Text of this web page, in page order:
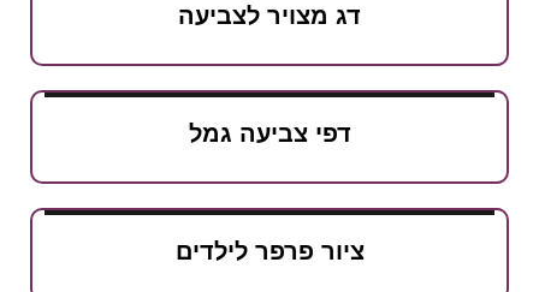
דג מצויר לצביעה
דפי צביעה גמל
ציור פרפר לילדים